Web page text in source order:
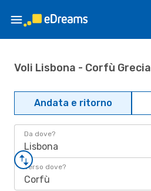
Voli Lisbona - Corfù Grecia
Andata e ritorno
Da dove?
Lisbona
Verso dove?
Corfù